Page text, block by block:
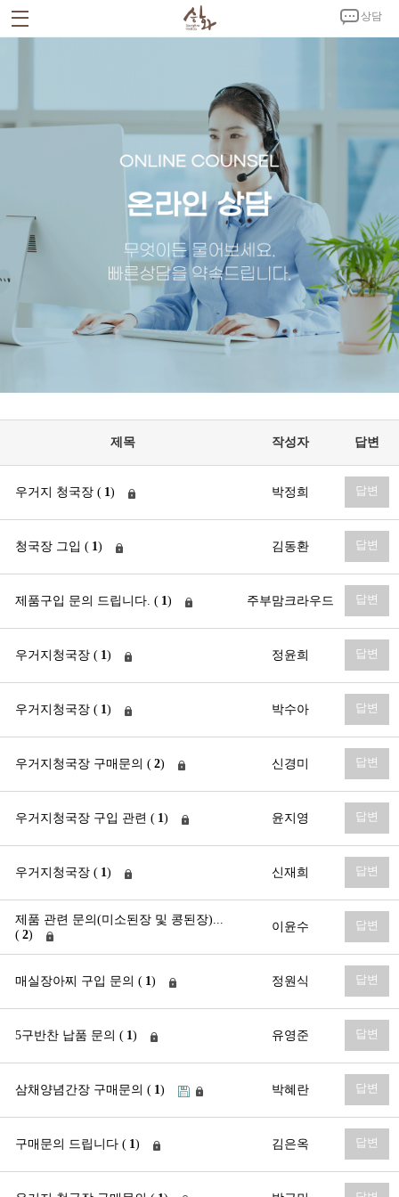
상담
승화푸드C.K
노키친
공지사항
뉴스
홍보영상
갤러리
고객센터
온라인 상담
제휴문의
오시는 길
회사소개서 다운로드
제목 작성자 답변
우거지 청국장 ( 1) 박정희 답변
청국장 그입 ( 1) 김동환 답변
제품구입 문의 드립니다. ( 1) 주부맘크라우드 답변
우거지청국장 ( 1) 정윤희 답변
우거지청국장 ( 1) 박수아 답변
우거지청국장 구매문의 ( 2) 신경미 답변
우거지청국장 구입 관련 ( 1) 윤지영 답변
우거지청국장 ( 1) 신재희 답변
제품 관련 문의(미소된장 및 콩된장)...
( 2)
이윤수 답변
매실장아찌 구입 문의 ( 1) 정원식 답변
5구반찬 납품 문의 ( 1) 유영준 답변
삼채양념간장 구매문의 ( 1) 박혜란 답변
구매문의 드립니다 ( 1) 김은옥 답변